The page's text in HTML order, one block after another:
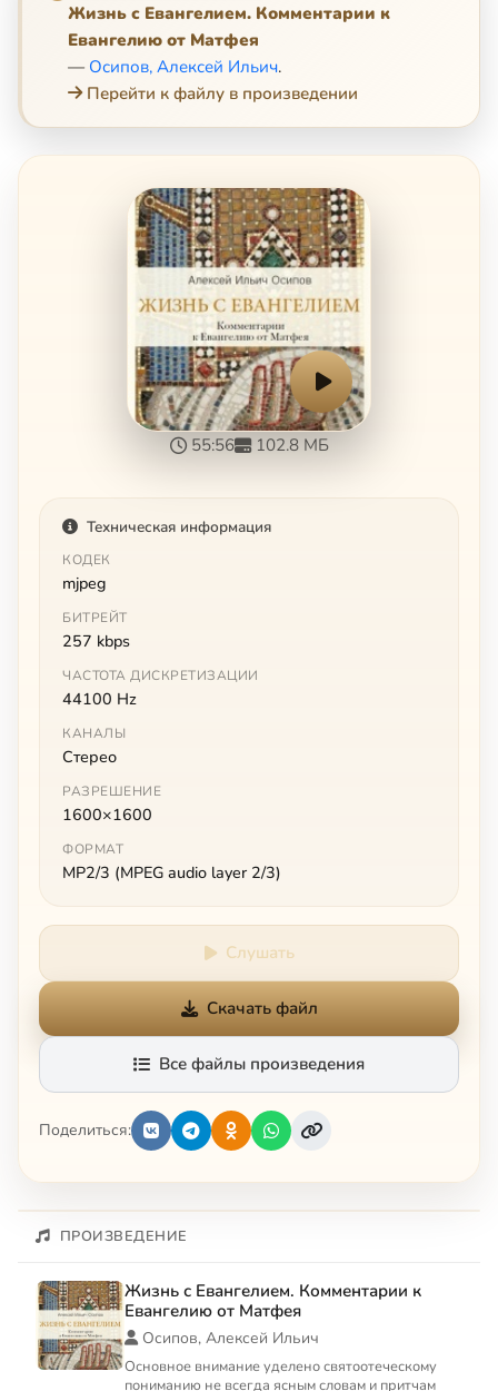
Жизнь с Евангелием. Комментарии к
Евангелию от Матфея
— Осипов, Алексей Ильич.
Перейти к файлу в произведении
55:56 102.8 МБ
Техническая информация
КОДЕК
mjpeg
БИТРЕЙТ
257 kbps
ЧАСТОТА ДИСКРЕТИЗАЦИИ
44100 Hz
КАНАЛЫ
Стерео
РАЗРЕШЕНИЕ
1600×1600
ФОРМАТ
MP2/3 (MPEG audio layer 2/3)
Слушать
Скачать файл
Все файлы произведения
Поделиться:
ПРОИЗВЕДЕНИЕ
Жизнь с Евангелием. Комментарии к
Евангелию от Матфея
Осипов, Алексей Ильич
Основное внимание уделено святоотеческому
пониманию не всегда ясным словам и притчам